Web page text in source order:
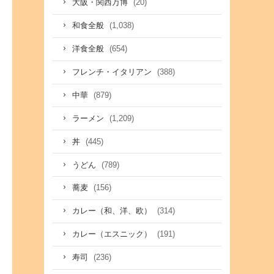
大阪・関西万博 (20)
和食全般 (1,038)
洋食全般 (654)
フレンチ・イタリアン (388)
中華 (879)
ラーメン (1,209)
丼 (445)
うどん (789)
蕎麦 (156)
カレー（和、洋、欧） (314)
カレー（エスニック） (191)
寿司 (236)